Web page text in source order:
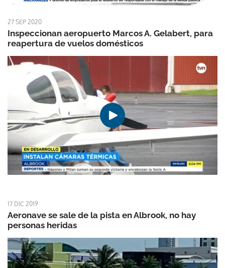
27 SEP 2020
Inspeccionan aeropuerto Marcos A. Gelabert, para
reapertura de vuelos domésticos
17 DIC 2019
Aeronave se sale de la pista en Albrook, no hay
personas heridas